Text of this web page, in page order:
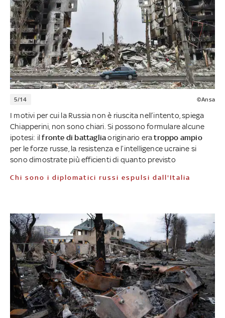
5/14 ©Ansa
I motivi per cui la Russia non è riuscita nell’intento, spiega
Chiapperini, non sono chiari. Si possono formulare alcune
ipotesi: ilfronte di battagliaoriginario eratroppo ampio
per le forze russe, la resistenza e l’intelligence ucraine si
sono dimostrate più efficienti di quanto previsto
Chi sono i diplomatici russi espulsi dall'Italia